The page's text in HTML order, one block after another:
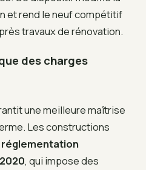
et rend le neuf compétitif
travaux de rénovation.
des charges
une meilleure maîtrise
Les constructions
réglementation
, qui impose des